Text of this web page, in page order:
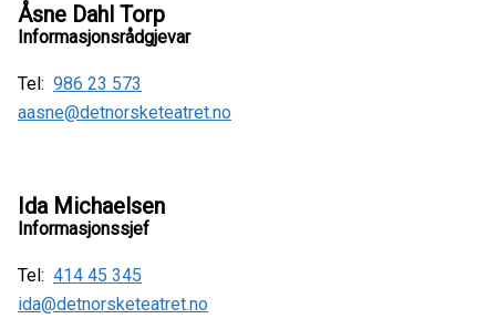
Åsne Dahl Torp
Informasjonsrådgjevar
Tel: 986 23 573
aasne@detnorsketeatret.no
Ida Michaelsen
Informasjonssjef
Tel: 414 45 345
ida@detnorsketeatret.no